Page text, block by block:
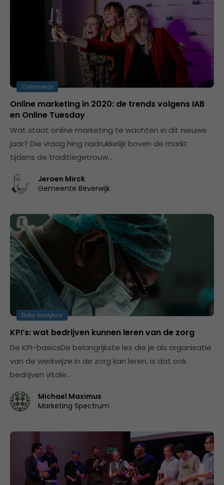
Commerce
Online marketing in 2020: de trends volgens IAB
en Online Tuesday
Wat staat online marketing te wachten in dit nieuwe
jaar? Die vraag hing nadrukkelijk boven de markt
tijdens de traditiegetrouw…
Jeroen Mirck
Gemeente Beverwijk
Data Analytics
KPI’s: wat bedrijven kunnen leren van de zorg
De KPI-basicsDe belangrijkste les die je als organisatie
van de werkwijze in de zorg kan leren, is dat ook
bedrijven vitale…
Michael Maximus
Marketing Spectrum